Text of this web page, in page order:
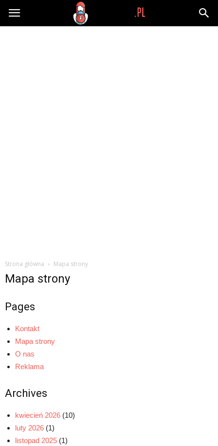
Wypaplani.pl
Strona główna Mapa strony
Mapa strony
Pages
Kontakt
Mapa strony
O nas
Reklama
Archives
kwiecień 2026 (10)
luty 2026 (1)
listopad 2025 (1)